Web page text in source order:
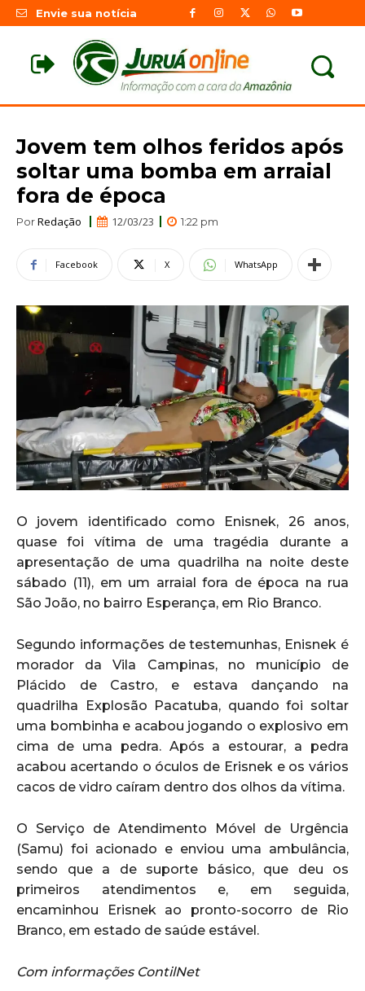
Envie sua notícia
Jovem tem olhos feridos após
soltar uma bomba em arraial
fora de época
PorRedação 12/03/23 1:22 pm
Facebook X WhatsApp
O jovem identificado como Enisnek, 26 anos,
quase foi vítima de uma tragédia durante a
apresentação de uma quadrilha na noite deste
sábado (11), em um arraial fora de época na rua
São João, no bairro Esperança, em Rio Branco.
Segundo informações de testemunhas, Enisnek é
morador da Vila Campinas, no município de
Plácido de Castro, e estava dançando na
quadrilha Explosão Pacatuba, quando foi soltar
uma bombinha e acabou jogando o explosivo em
cima de uma pedra. Após a estourar, a pedra
acabou acertando o óculos de Erisnek e os vários
cacos de vidro caíram dentro dos olhos da vítima.
O Serviço de Atendimento Móvel de Urgência
(Samu) foi acionado e enviou uma ambulância,
sendo que a de suporte básico, que deu os
primeiros atendimentos e, em seguida,
encaminhou Erisnek ao pronto-socorro de Rio
Branco, em estado de saúde estável.
Com informações ContilNet